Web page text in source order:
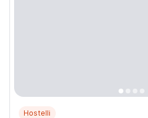
Hostelli